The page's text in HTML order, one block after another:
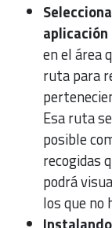
aplicación
en el área
ruta para
Esa ruta
posible
recogidas
podrá
los que no